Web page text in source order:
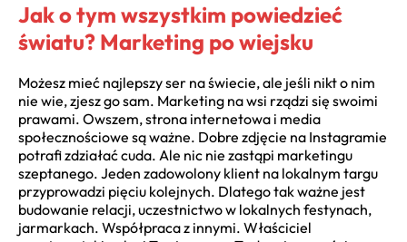
Jak o tym wszystkim powiedzieć
światu? Marketing po wiejsku
Możesz mieć najlepszy ser na świecie, ale jeśli nikt o nim
nie wie, zjesz go sam. Marketing na wsi rządzi się swoimi
prawami. Owszem, strona internetowa i media
społecznościowe są ważne. Dobre zdjęcie na Instagramie
potrafi zdziałać cuda. Ale nic nie zastąpi marketingu
szeptanego. Jeden zadowolony klient na lokalnym targu
przyprowadzi pięciu kolejnych. Dlatego tak ważne jest
budowanie relacji, uczestnictwo w lokalnych festynach,
jarmarkach. Współpraca z innymi. Właściciel